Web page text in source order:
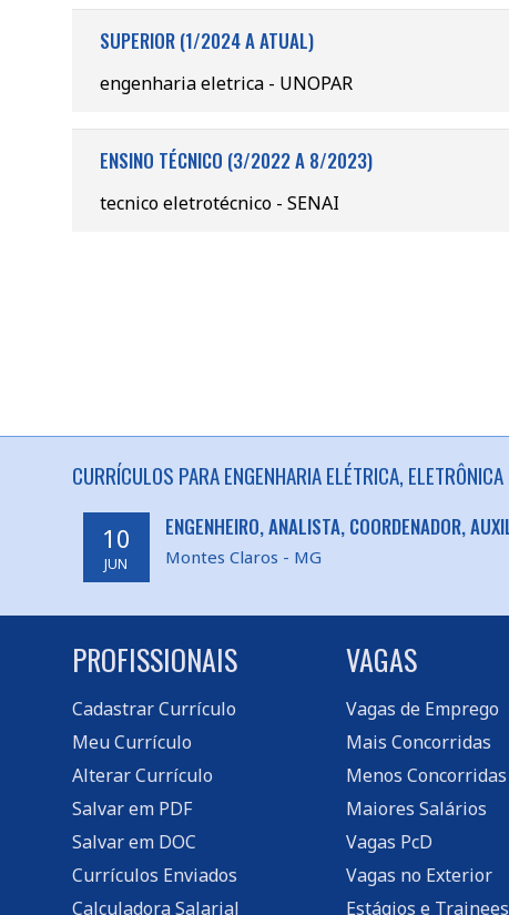
SUPERIOR (1/2024 A ATUAL)
engenharia eletrica - UNOPAR
ENSINO TÉCNICO (3/2022 A 8/2023)
tecnico eletrotécnico - SENAI
CURRÍCULOS PARA ENGENHARIA ELÉTRICA,
10
JUN
ENGENHEIRO, ANALISTA, COORDENADOR,
Montes Claros - MG
PROFISSIONAIS
Cadastrar Currículo
Meu Currículo
Alterar Currículo
Salvar em PDF
Salvar em DOC
Currículos Enviados
Calculadora Salarial
VAGAS
Vagas de Emprego
Mais Concorridas
Menos Concorridas
Maiores Salários
Vagas PcD
Vagas no Exterior
Estágios e Trainees